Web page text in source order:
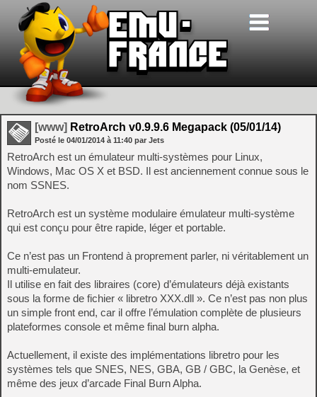
[www] RetroArch v0.9.9.6 Megapack (05/01/14)
Posté le 04/01/2014 à 11:40 par Jets
RetroArch est un émulateur multi-systèmes pour Linux,
Windows, Mac OS X et BSD. Il est anciennement connue sous le
nom SSNES.
RetroArch est un système modulaire émulateur multi-système
qui est conçu pour être rapide, léger et portable.
Ce n’est pas un Frontend à proprement parler, ni véritablement un
multi-emulateur.
Il utilise en fait des libraires (core) d’émulateurs déjà existants
sous la forme de fichier « libretro XXX.dll ». Ce n’est pas non plus
un simple front end, car il offre l’émulation complète de plusieurs
plateformes console et même final burn alpha.
Actuellement, il existe des implémentations libretro pour les
systèmes tels que SNES, NES, GBA, GB / GBC, la Genèse, et
même des jeux d’arcade Final Burn Alpha.